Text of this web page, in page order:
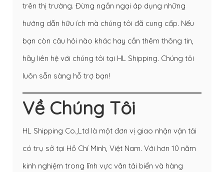
trên thị trường. Đừng ngần ngại áp dụng những
hướng dẫn hữu ích mà chúng tôi đã cung cấp. Nếu
bạn còn câu hỏi nào khác hay cần thêm thông tin,
hãy liên hệ với chúng tôi tại HL Shipping. Chúng tôi
luôn sẵn sàng hỗ trợ bạn!
Về Chúng Tôi
HL Shipping Co.,Ltd là một đơn vị giao nhận vận tải
có trụ sở tại Hồ Chí Minh, Việt Nam. Với hơn 10 năm
kinh nghiệm trong lĩnh vực vân tải biển và hàng